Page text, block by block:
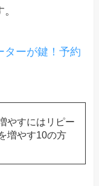
ターが鍵！予約
やすにはリピー
増やす10の方